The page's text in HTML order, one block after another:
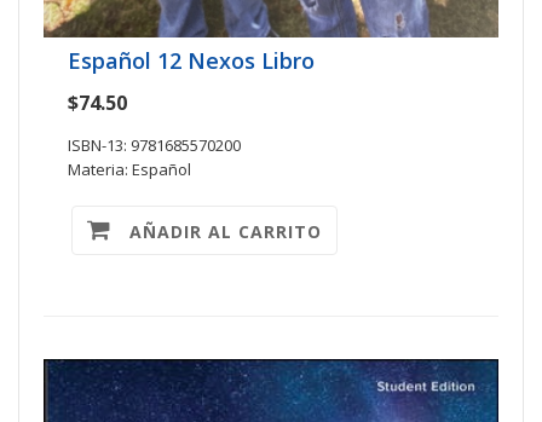
Español 12 Nexos Libro
$74.50
ISBN-13: 9781685570200
Materia: Español
AÑADIR AL CARRITO